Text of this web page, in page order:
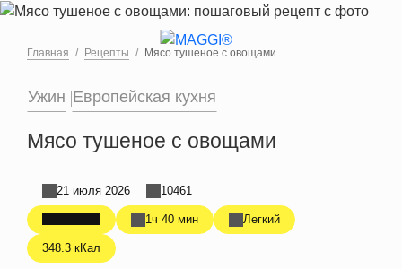
Перейти к основному содержанию
Главная Рецепты Мясо тушеное с овощами
Ужин Европейская кухня
Мясо тушеное с овощами
1ч 40 мин Легкий
348.3 кКал
21 июля 2026 10461